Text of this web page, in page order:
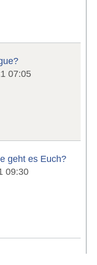
07:05
geht es Euch?
09:30